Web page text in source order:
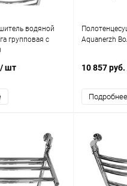
водяной
групповая с
/ шт
Aquanerzh
10 857 руб.
Подробнее